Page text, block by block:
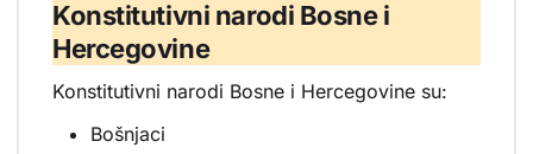
Konstitutivni narodi Bosne i
Hercegovine
Konstitutivni narodi Bosne i Hercegovine su:
Bošnjaci